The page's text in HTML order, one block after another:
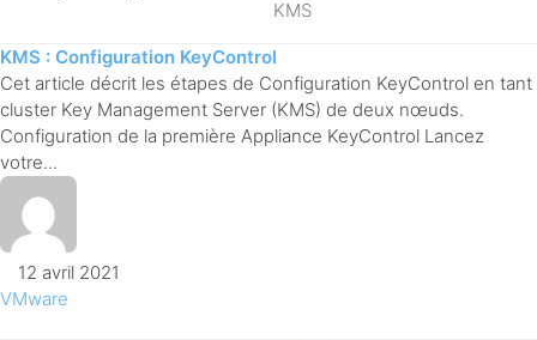
KMS
KMS : Configuration KeyControl
Cet article décrit les étapes de Configuration KeyControl en tant
cluster Key Management Server (KMS) de deux nœuds.
Configuration de la première Appliance KeyControl Lancez
votre...
12 avril 2021
VMware